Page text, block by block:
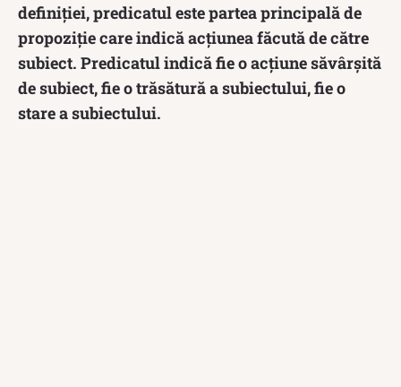
definiției, predicatul este partea principală de
propoziție care indică acțiunea făcută de către
subiect. Predicatul indică fie o acțiune săvârșită
de subiect, fie o trăsătură a subiectului, fie o
stare a subiectului.